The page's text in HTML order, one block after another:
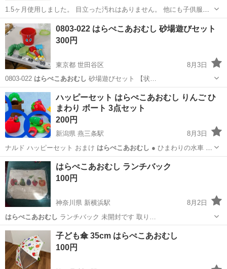
1.5ヶ月使用しました。 目立った汚れはありません。 他にも子供服を
出品しています。 おまとめ買いにて割引させて頂きます。 よろしくお
願いします。
東京 荒川区 キッズ用品
0803-022 はらぺこあおむし 砂場遊びセット
300円
東京都 世田谷区
8月3日
0803-022 はらぺこあおむし 砂場遊びセット 【状…
東京 世田谷区 おもちゃ はらぺこあおむし
ハッピーセット はらぺこあおむし りんご ひ
まわり ボート 3点セット
200円
新潟県 燕三条駅
8月3日
ナルド ハッピーセット おまけ はらぺこあおむし
…新潟 三条市 燕三条駅 おもちゃ
はらぺこあおむし ランチバック
100円
神奈川県 新横浜駅
8月2日
はらぺこあおむし ランチバック 未開封です 取り…
神奈川 横浜市 新横浜駅 バッグ はらぺこあおむし
子ども傘 35cm はらぺこあおむし
100円